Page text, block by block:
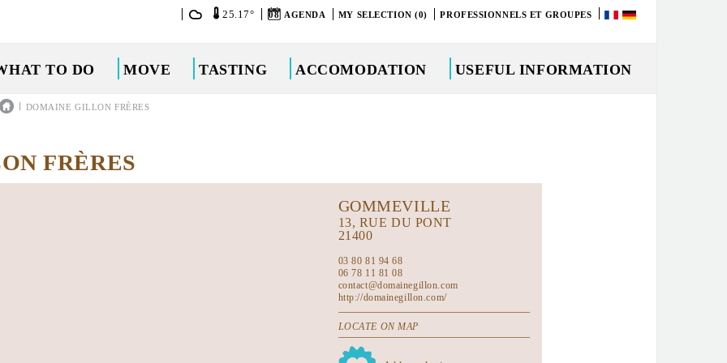
25.17° 08 AGENDA MY SELECTION (0) PROFESSIONNELS ET GROUPES
TO DO MOVE TASTING ACCOMODATION USEFUL INFORMATION
| DOMAINE GILLON FRÈRES
FRÈRES
GOMMEVILLE
13, RUE DU PONT
21400
03 80 81 94 68
06 78 11 81 08
contact@domainegillon.com
http://domainegillon.com/
LOCATE ON MAP